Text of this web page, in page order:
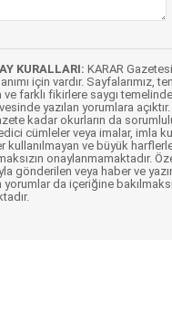
KURALLARI: KARAR
için vardır. Sayfalarımız,
ve farklı fikirlere saygı
yazılan yorumlara
kadar okurların da
cümleler veya imalar, imla
kullanılmayan ve büyük
onaylanmamaktadır.
gönderilen veya haber ve
yorumlar da içeriğine